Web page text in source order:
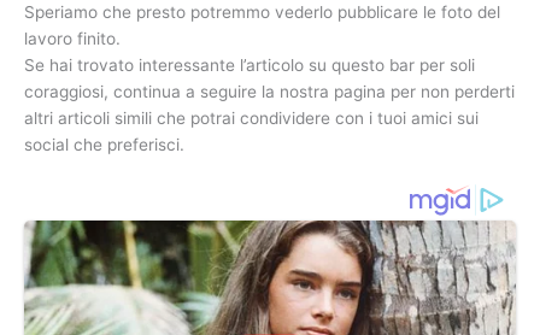
Speriamo che presto potremmo vederlo pubblicare le foto del
lavoro finito.
Se hai trovato interessante l’articolo su questo bar per soli
coraggiosi, continua a seguire la nostra pagina per non perderti
altri articoli simili che potrai condividere con i tuoi amici sui
social che preferisci.